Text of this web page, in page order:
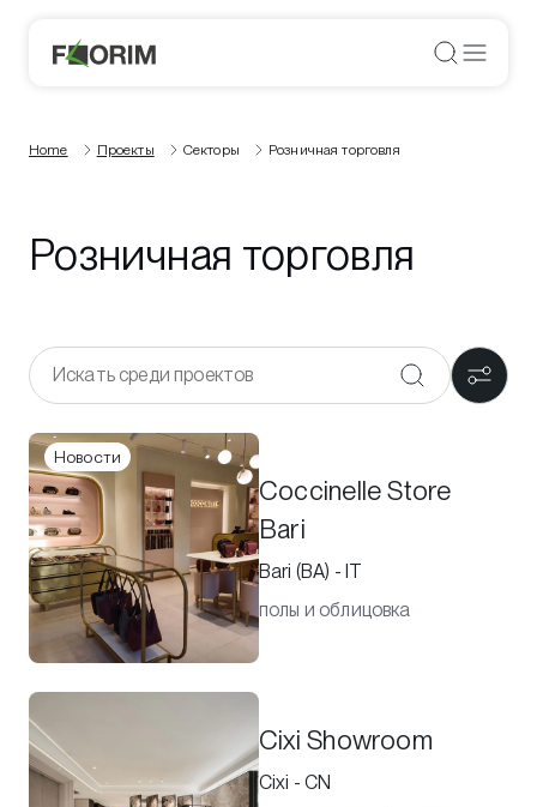
Home Проекты Секторы Розничная торговля
Розничная торговля
Новости
Coccinelle Store
Bari
Bari (BA) - IT
полы и облицовка
Cixi Showroom
Cixi - CN